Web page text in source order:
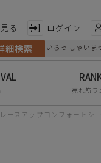
る ログイン
細検索 いらっしゃいま
売れ筋ラ
ースアップコンフォートシ
4.0cm
ら探す
製
め
・幅広